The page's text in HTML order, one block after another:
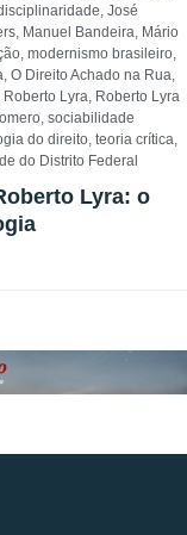
, José
, Manuel Bandeira, Mário
, modernismo brasileiro,
, O Direito Achado na Rua,
Roberto Lyra, Roberto Lyra
, sociabilidade
do direito, teoria crítica,
do Distrito Federal
Lyra: o